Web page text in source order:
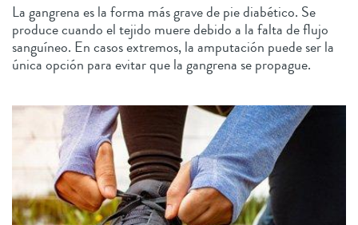
La gangrena es la forma más grave de pie diabético. Se
produce cuando el tejido muere debido a la falta de flujo
sanguíneo. En casos extremos, la amputación puede ser la
única opción para evitar que la gangrena se propague.